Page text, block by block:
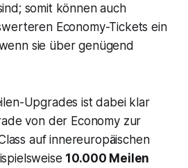
somit können auch
Economy-Tickets ein
sie über genügend
Upgrades ist dabei klar
von der Economy zur
auf innereuropäischen
10.000 Meilen